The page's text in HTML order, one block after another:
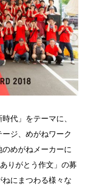
代」をテーマに、
ジ、めがねワーク
めがねメーカーに
りがとう作文」の募
にまつわる様々な